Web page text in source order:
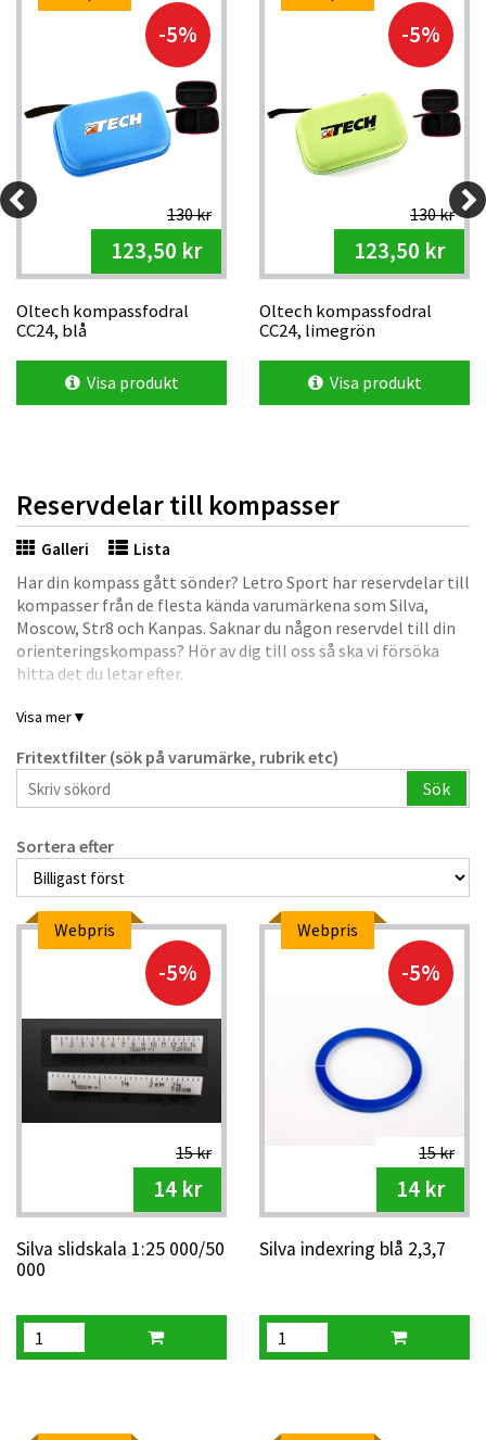
-5%
130 kr
123,50 kr
Oltech kompassfodral
CC24, blå
Visa produkt
-5%
130 kr
123,50 kr
Oltech kompassfodral
CC24, limegrön
Visa produkt
Reservdelar till kompasser
Galleri Lista
Har din kompass gått sönder? Letro Sport har reservdelar till
kompasser från de flesta kända varumärkena som Silva,
Moscow, Str8 och Kanpas. Saknar du någon reservdel till din
orienteringskompass? Hör av dig till oss så ska vi försöka
hitta det du letar efter.
Visa mer▼
Fritextfilter (sök på varumärke, rubrik etc)
Sök
Sortera efter
Webpris
-5%
15 kr
14 kr
Silva slidskala 1:25 000/50
000
Webpris
-5%
15 kr
14 kr
Silva indexring blå 2,3,7